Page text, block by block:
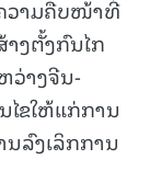
ວາມຄືບໜ້າທີ່
ງຕັ້ງກົນໄກ
ວ່າງຈີນ-
ໄຂໃຫ້ແກ່ການ
ລົງເລິກການ